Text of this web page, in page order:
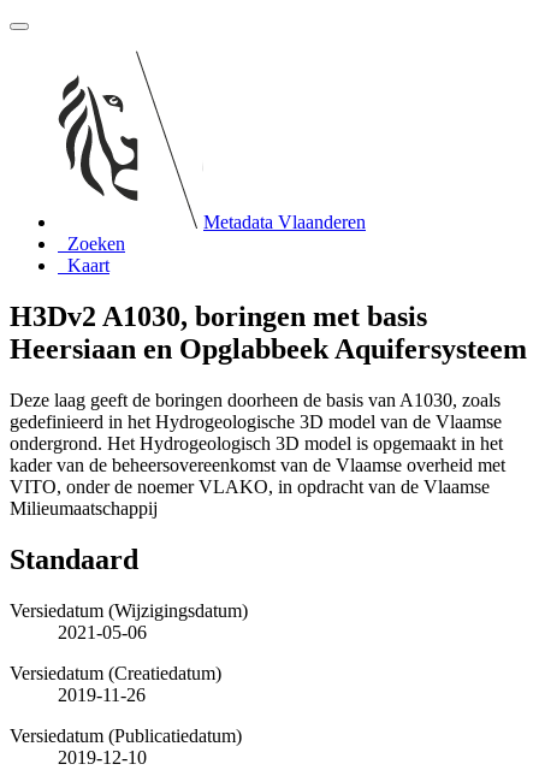
Metadata Vlaanderen
Zoeken
Kaart
H3Dv2 A1030, boringen met basis
Heersiaan en Opglabbeek Aquifersysteem
Deze laag geeft de boringen doorheen de basis van A1030, zoals
gedefinieerd in het Hydrogeologische 3D model van de Vlaamse
ondergrond. Het Hydrogeologisch 3D model is opgemaakt in het
kader van de beheersovereenkomst van de Vlaamse overheid met
VITO, onder de noemer VLAKO, in opdracht van de Vlaamse
Milieumaatschappij
Standaard
Versiedatum (Wijzigingsdatum)
2021-05-06
Versiedatum (Creatiedatum)
2019-11-26
Versiedatum (Publicatiedatum)
2019-12-10